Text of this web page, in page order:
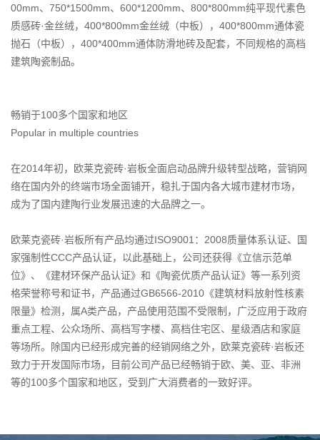
00mm、750*1500mm、600*1200mm、800*800mm纯平现代素色
质感砖·金丝绒，400*800mm金丝绒（中板），400*800mm通体瓷
抛石（中板），400*400mm通体防滑地砖及配套，不同规格的高档
建筑陶瓷制品。
畅销于100多个国家和地区
Popular in multiple countries
在2014年初，欧莱克瓷砖·岩板全面启动品牌升级转型战略，营销网
络在国内外的终端市场全面铺开，稳扎于国内各大城市建材市场，
成为了国内建陶行业发展迅速的大品牌之一。
欧莱克瓷砖·岩板所有产品均通过ISO9001：2008质量体系认证、国
家强制性CCC产品认证，以此基础上，公司还获得《立信示范单
位》、《建材环保产品认证》和《陶瓷优质产品认证》等一系列资
格荣誉称号和证书，产品通过GB6566-2010《建筑材料放射性核素
限量》检测，属A类产品，产品使用范围不受限制，广泛应用于政府
重点工程、公众场所、高档写字楼、高档住宅区、星级酒店和家庭
等场所。除国内已经形成完善的经销网络之外，欧莱克瓷砖·岩板还
致力于开发国际市场，目前公司产品已经畅销于欧、美、亚、非洲
等的100多个国家和地区，受到广大消费者的一致好评。